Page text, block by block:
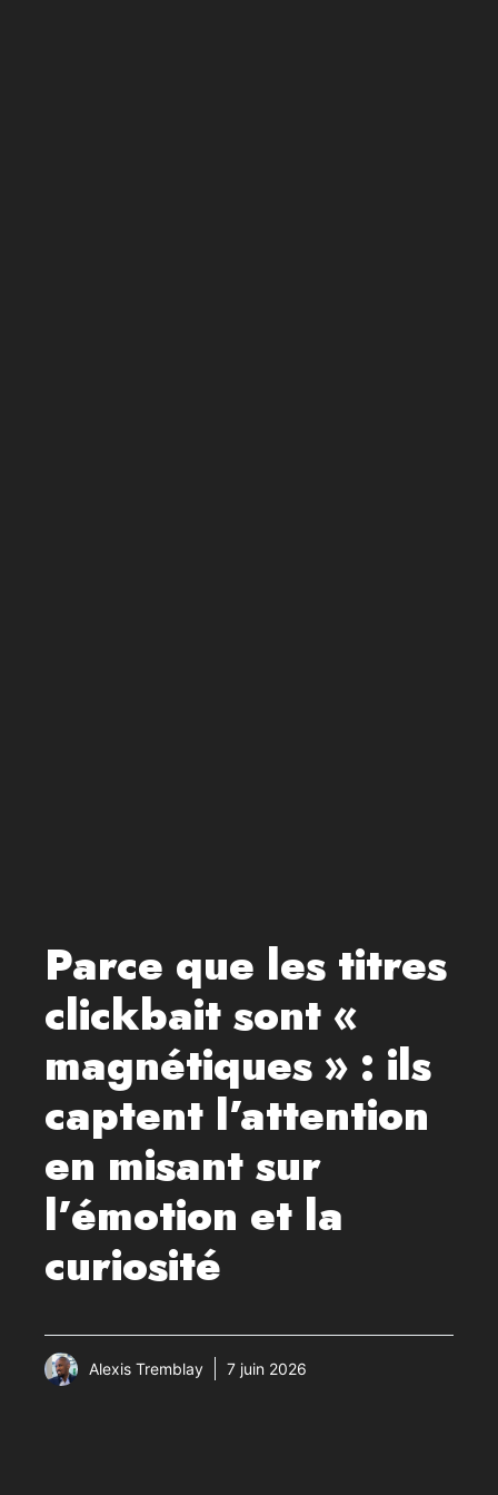
Parce que les titres
clickbait sont «
magnétiques » : ils
captent l’attention
en misant sur
l’émotion et la
curiosité
Alexis Tremblay 7 juin 2026